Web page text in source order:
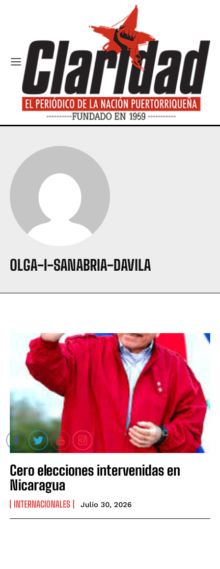
OLGA-I-SANABRIA-DAVILA
Cero elecciones intervenidas en
Nicaragua
INTERNACIONALES Julio 30, 2026